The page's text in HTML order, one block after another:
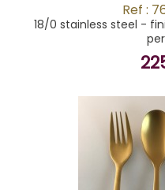
Ref :
18/0 stainless steel -